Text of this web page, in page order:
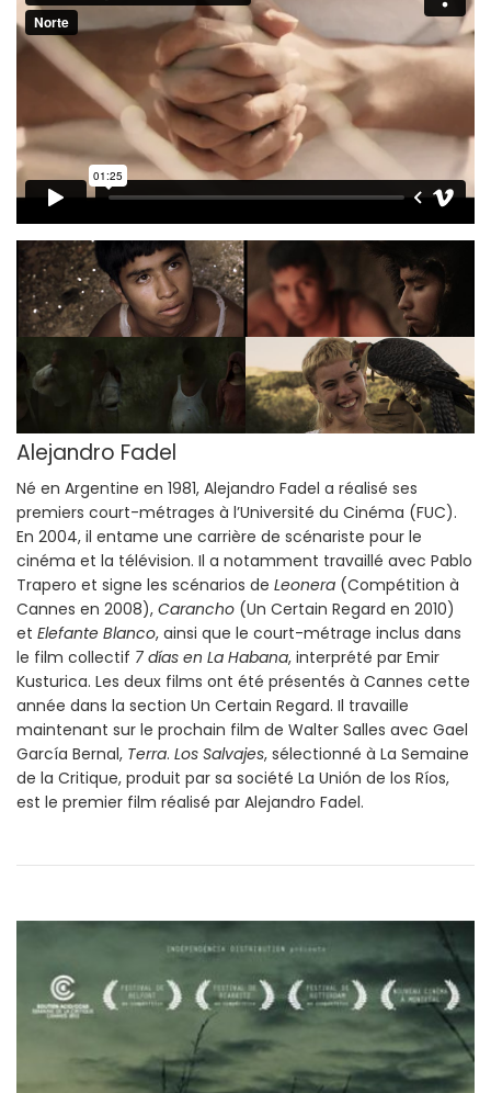
Alejandro Fadel
Né en Argentine en 1981, Alejandro Fadel a réalisé ses
premiers court-métrages à l’Université du Cinéma (FUC).
En 2004, il entame une carrière de scénariste pour le
cinéma et la télévision. Il a notamment travaillé avec Pablo
Trapero et signe les scénarios de Leonera (Compétition à
Cannes en 2008), Carancho (Un Certain Regard en 2010)
et Elefante Blanco, ainsi que le court-métrage inclus dans
le film collectif 7 días en La Habana, interprété par Emir
Kusturica. Les deux films ont été présentés à Cannes cette
année dans la section Un Certain Regard. Il travaille
maintenant sur le prochain film de Walter Salles avec Gael
García Bernal, Terra. Los Salvajes, sélectionné à La Semaine
de la Critique, produit par sa société La Unión de los Ríos,
est le premier film réalisé par Alejandro Fadel.